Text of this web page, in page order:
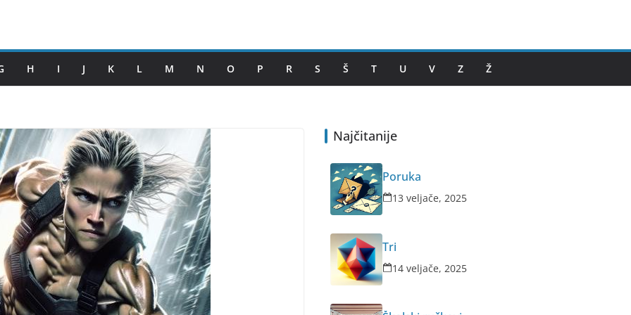
H I J K L M N O P R S Š T U V Z Ž
Najčitanije
Poruka
13 veljače, 2025
Tri
14 veljače, 2025